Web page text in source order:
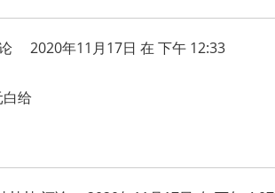
2020年11月17日 在 下午 12:33
给